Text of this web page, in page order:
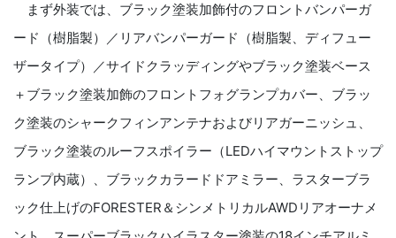
まず外装では、ブラック塗装加飾付のフロントバンパーガ
ード（樹脂製）／リアバンパーガード（樹脂製、ディフュー
ザータイプ）／サイドクラッディングやブラック塗装ベース
＋ブラック塗装加飾のフロントフォグランプカバー、ブラッ
ク塗装のシャークフィンアンテナおよびリアガーニッシュ、
ブラック塗装のルーフスポイラー（LEDハイマウントストップ
ランプ内蔵）、ブラックカラードドアミラー、ラスターブラ
ック仕上げのFORESTER＆シンメトリカルAWDリアオーナメ